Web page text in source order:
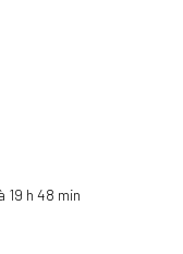
19 h 48 min